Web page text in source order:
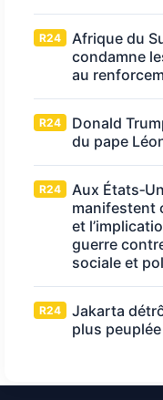
R24
Afrique du
condamne
au
R24
Donald
du pape
R24
Aux
manifestent
et
guerre
sociale et
R24
Jakarta
plus